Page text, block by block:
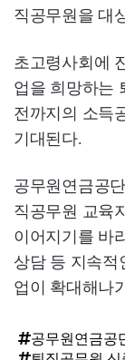
직공무원을 대
초고령사회에
업을 희망하는
전까지의 소득
기대된다.
공무원연금공
직공무원 교육
이어지기를 바
상담 등 지속적
업이 확대해나
공무원연금공